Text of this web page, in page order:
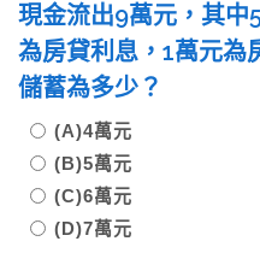
現金流出9萬元，其中
為房貸利息，1萬元為
儲蓄為多少？
(A)4萬元
(B)5萬元
(C)6萬元
(D)7萬元